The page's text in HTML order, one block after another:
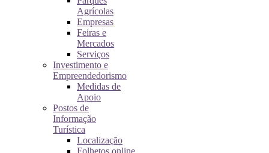
Agrícolas
Empresas
Feiras e
Mercados
Serviços
Investimento e
Empreendedorismo
Medidas de
Apoio
Postos de
Informação
Turística
Localização
Folhetos online